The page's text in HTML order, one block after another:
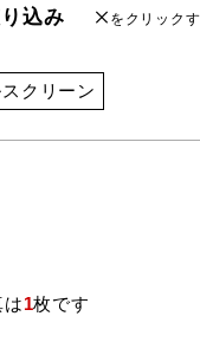
込み をクリック
クリーン
1枚です